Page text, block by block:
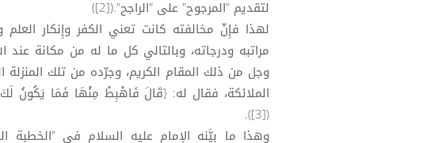
لتقديم "المرجوح" على "الراجح".([2])
لهذا فإِنّ مخالفته كانت تعني الكفر وإِنكار
مراتبه ودرجاته، وبالتالي كل ما له من مكانة عند
وجل من ذلك المقام الكريم، وجرّده من تلك
الملائكة، فقال له: {قَالَ فَاهْبِطْ مِنْهَا فَمَا يَكُونُ
([3]).
وهذا ما بيَّنه الإمام عليه السلام في "الخطبة